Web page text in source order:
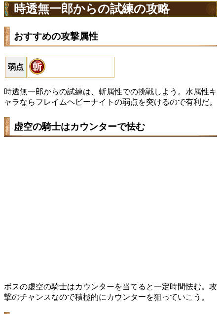
時透無一郎からの試練の攻略
おすすめの攻撃属性
弱点
時透無一郎からの試練は、斬属性での挑戦しよう。水属性キ
ャラならフレイムヘビーナイトの弱点を突けるので有利だ。
虚空の騎士はカウンターで怯む
ボスの虚空の騎士はカウンターを当てると一定時間怯む。攻
撃のチャンスなので積極的にカウンターを狙っていこう。